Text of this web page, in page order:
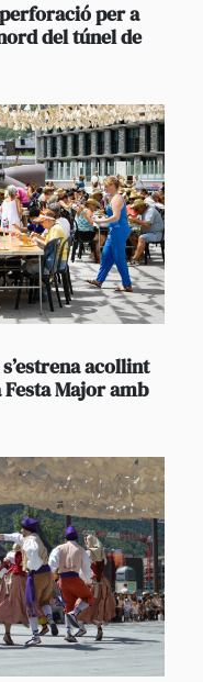
per a
del túnel de
acollint
Major amb